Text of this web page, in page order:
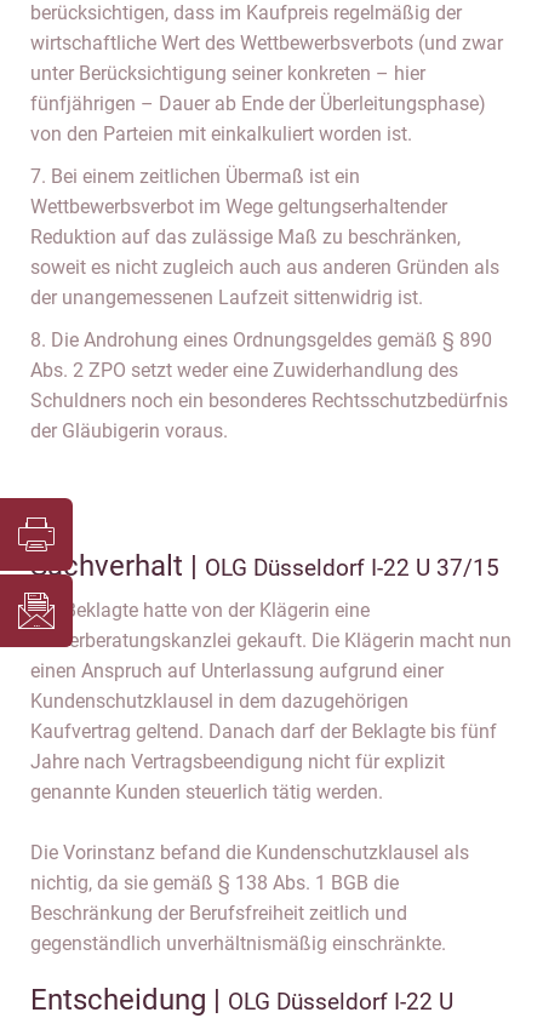
berücksichtigen, dass im Kaufpreis regelmäßig der
wirtschaftliche Wert des Wettbewerbsverbots (und zwar
unter Berücksichtigung seiner konkreten – hier
fünfjährigen – Dauer ab Ende der Überleitungsphase)
von den Parteien mit einkalkuliert worden ist.
7. Bei einem zeitlichen Übermaß ist ein
Wettbewerbsverbot im Wege geltungserhaltender
Reduktion auf das zulässige Maß zu beschränken,
soweit es nicht zugleich auch aus anderen Gründen als
der unangemessenen Laufzeit sittenwidrig ist.
8. Die Androhung eines Ordnungsgeldes gemäß § 890
Abs. 2 ZPO setzt weder eine Zuwiderhandlung des
Schuldners noch ein besonderes Rechtsschutzbedürfnis
der Gläubigerin voraus.
Sachverhalt | OLG Düsseldorf I-22 U 37/15
Der Beklagte hatte von der Klägerin eine
Steuerberatungskanzlei gekauft. Die Klägerin macht nun
einen Anspruch auf Unterlassung aufgrund einer
Kundenschutzklausel in dem dazugehörigen
Kaufvertrag geltend. Danach darf der Beklagte bis fünf
Jahre nach Vertragsbeendigung nicht für explizit
genannte Kunden steuerlich tätig werden.
Die Vorinstanz befand die Kundenschutzklausel als
nichtig, da sie gemäß § 138 Abs. 1 BGB die
Beschränkung der Berufsfreiheit zeitlich und
gegenständlich unverhältnismäßig einschränkte.
Entscheidung | OLG Düsseldorf I-22 U